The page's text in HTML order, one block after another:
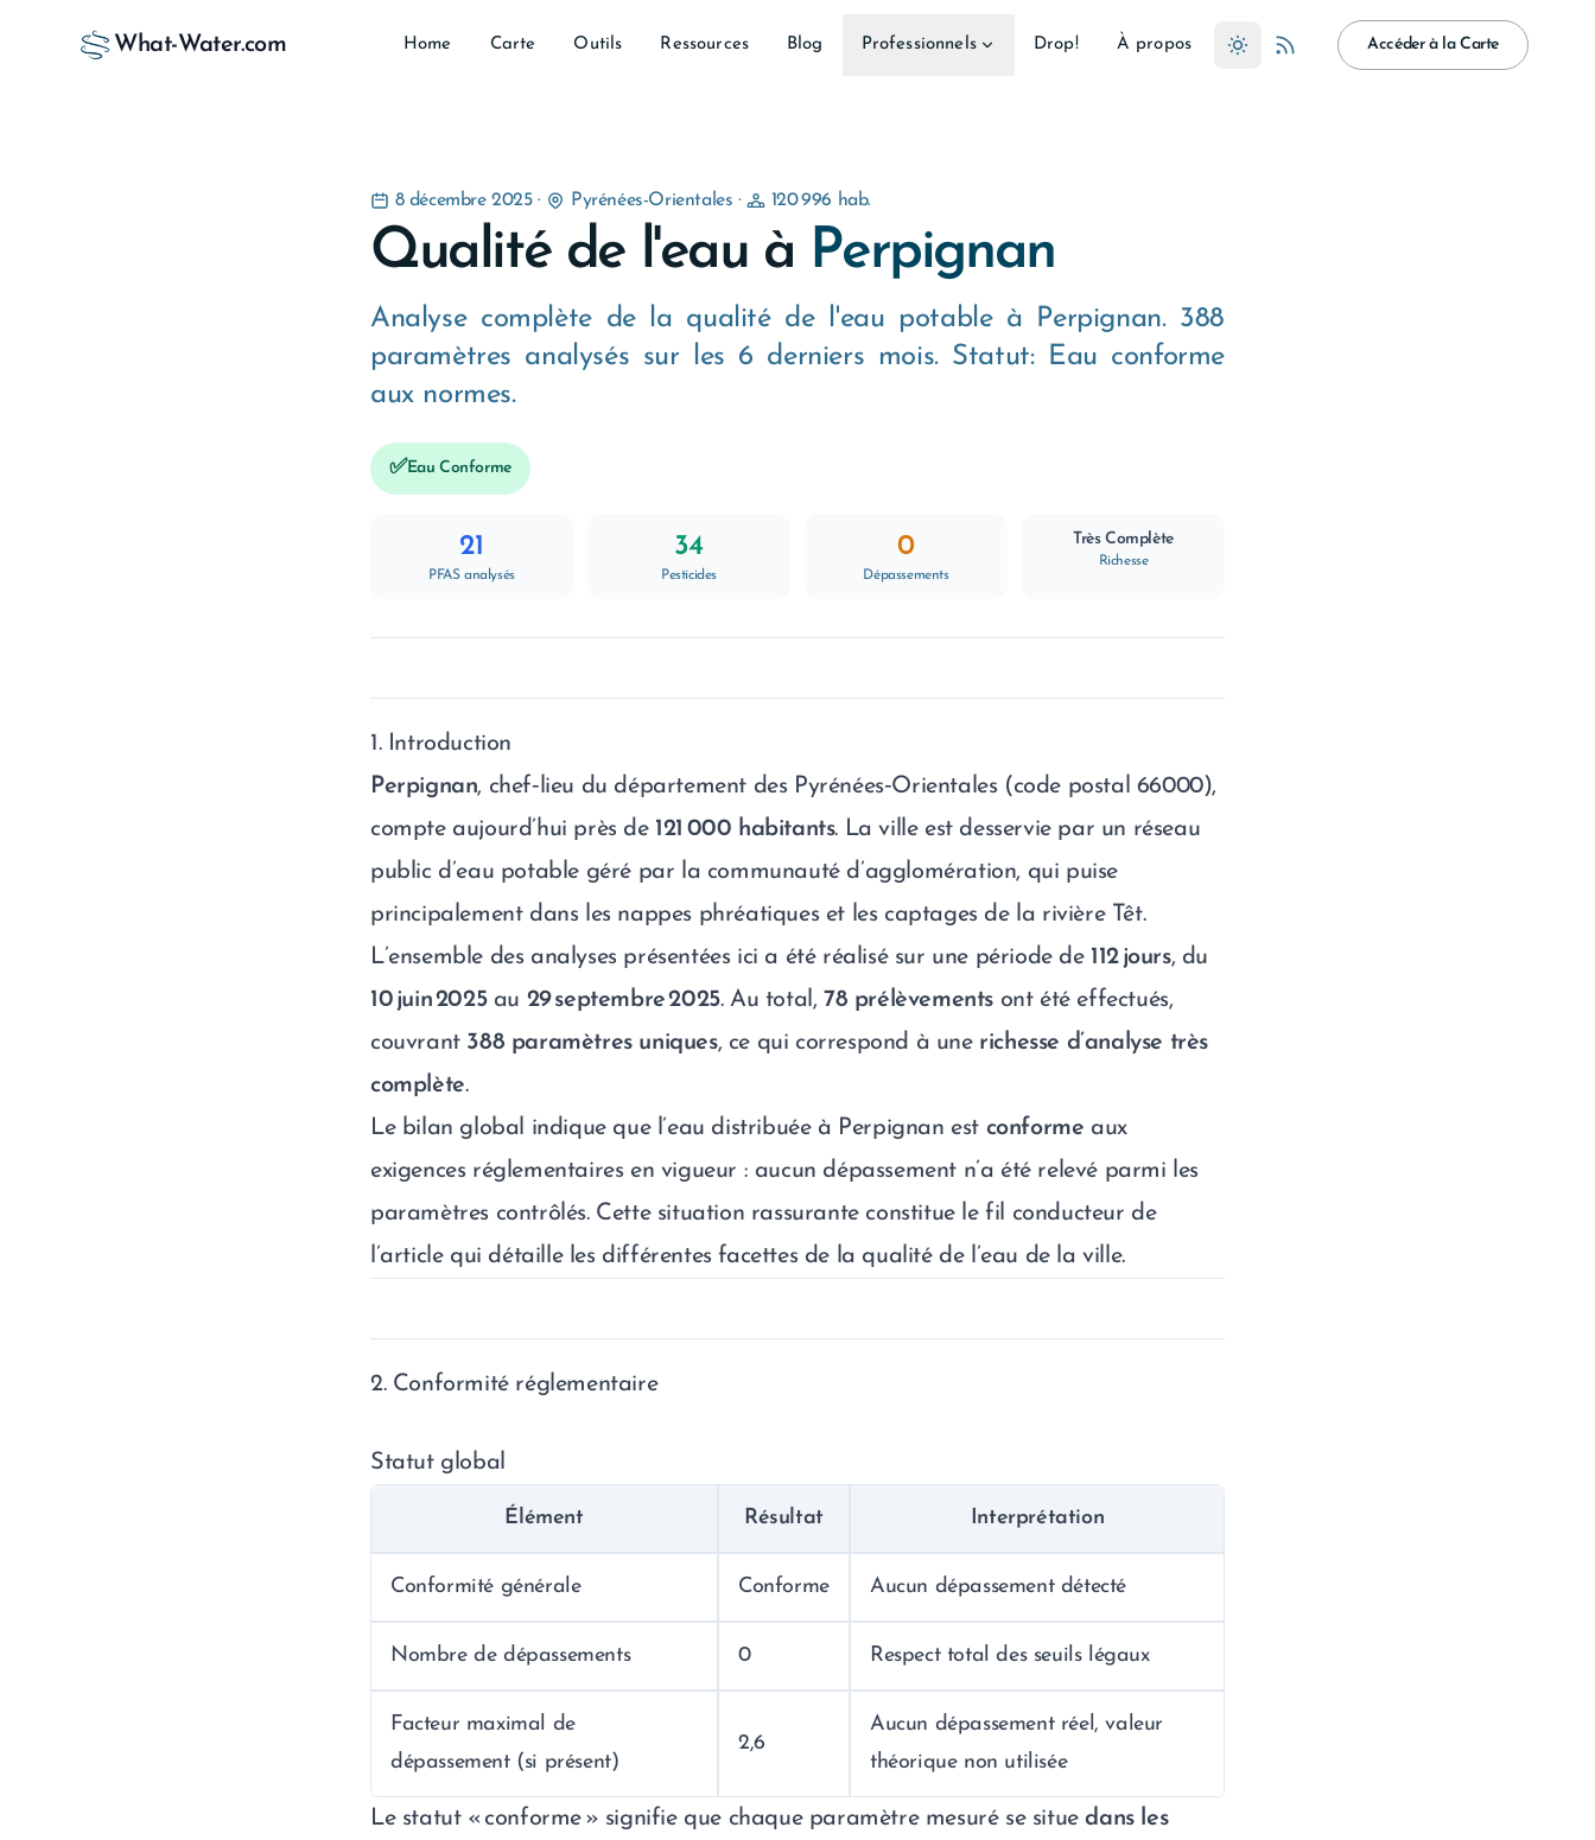
What-Water.com Home Carte Outils Ressources Blog Professionnels Drop! À propos Accéder à la Carte
8 décembre 2025· Pyrénées-Orientales · 120 996 hab.
Qualité de l'eau à Perpignan
Analyse complète de la qualité de l'eau potable à Perpignan. 388
paramètres analysés sur les 6 derniers mois. Statut: Eau conforme
aux normes.
✅Eau Conforme
21
PFAS analysés
34
Pesticides
0
Dépassements
Très Complète
Richesse
1. Introduction
Perpignan, chef‑lieu du département des Pyrénées‑Orientales (code postal 66000),
compte aujourd’hui près de 121 000 habitants. La ville est desservie par un réseau
public d’eau potable géré par la communauté d’agglomération, qui puise
principalement dans les nappes phréatiques et les captages de la rivière Têt.
L’ensemble des analyses présentées ici a été réalisé sur une période de 112 jours, du
10 juin 2025au 29 septembre 2025. Au total,78 prélèvements ont été effectués,
couvrant 388 paramètres uniques, ce qui correspond à une richesse d’analyse très
complète.
Le bilan global indique que l’eau distribuée à Perpignan est conforme aux
exigences réglementaires en vigueur : aucun dépassement n’a été relevé parmi les
paramètres contrôlés. Cette situation rassurante constitue le fil conducteur de
l’article qui détaille les différentes facettes de la qualité de l’eau de la ville.
2. Conformité réglementaire
Statut global
Élément Résultat Interprétation
Conformité générale Conforme Aucun dépassement détecté
Nombre de dépassements 0 Respect total des seuils légaux
Facteur maximal de
dépassement (si présent)
2,6
Aucun dépassement réel, valeur
théorique non utilisée
Le statut « conforme » signifie que chaque paramètre mesuré se situedans les